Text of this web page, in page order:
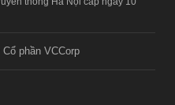
phần VCCorp